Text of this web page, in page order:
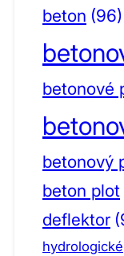
beton (96)
betonové
betonový
beton plot
deflektor
hydrologické